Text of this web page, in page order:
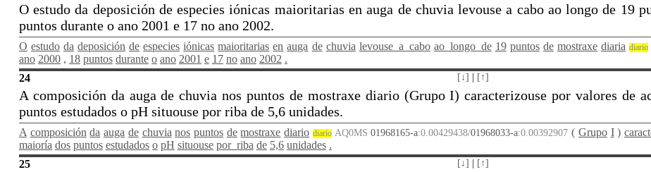
O estudo da deposición de especies iónicas maioritarias en auga de chuvia levouse a cabo ao longo de 19
puntos durante o ano 2001 e 17 no ano 2002.
O estudo da deposición de especies iónicas maioritarias en auga de chuvia levouse_a_cabo ao_longo_de 19 puntos de mostraxe diaria diario
ano 2000 , 18 puntos durante o ano 2001 e 17 no ano 2002 .
24
[↓] [↑]
A composición da auga de chuvia nos puntos de mostraxe diario (Grupo I) caracterizouse por valores de
puntos estudados o pH situouse por riba de 5,6 unidades.
A composición da auga de chuvia nos puntos de mostraxe diario diarioAQ0MS01968165-a:0.00429438/01968033-a:0.00392907( Grupo I )
maioría dos puntos estudados o pH situouse por_riba de 5,6 unidades .
25
[↓] [↑]